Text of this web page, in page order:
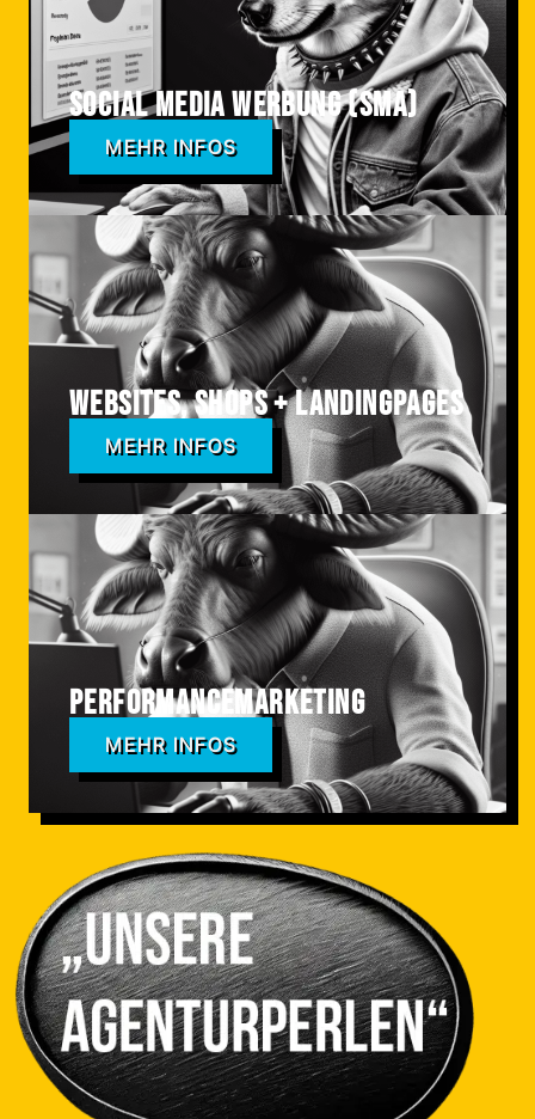
Social Media Werbung (SMA)
MEHR INFOS
Websites, Shops + Landingpages
MEHR INFOS
Performancemarketing
MEHR INFOS